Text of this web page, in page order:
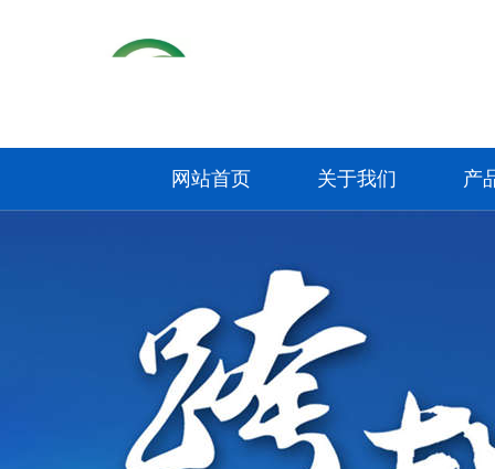
网站首页 关于我们 产